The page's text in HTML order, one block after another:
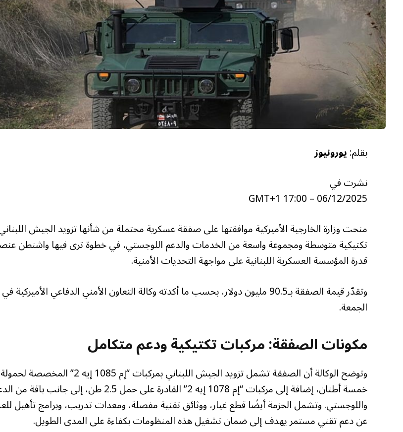
بقلم:يورونيوز
نشرت في
06/12/2025 – 17:00 GMT+1
منحت وزارة الخارجية الأميركية موافقتها على صفقة عسكرية محتملة من شأنها تزويد الجيش
تكتيكية متوسطة ومجموعة واسعة من الخدمات والدعم اللوجستي، في خطوة ترى فيها واشنطن
قدرة المؤسسة العسكرية اللبنانية على مواجهة التحديات الأمنية.
وتقدّر قيمة الصفقة بـ90.5 مليون دولار، بحسب ما أكدته وكالة التعاون الأمني الدفاعي
الجمعة.
مكونات الصفقة: مركبات تكتيكية ودعم متكامل
وتوضح الوكالة أن الصفقة تشمل تزويد الجيش اللبناني بمركبات
خمسة أطنان، إضافة إلى مركبات “إم 1078 إيه 2” القادرة على حمل 2.5 طن،
واللوجستي. وتشمل الحزمة أيضًا قطع غيار، ووثائق تقنية مفصلة، ومعدات تدريب، وبرامج تأهيل
عن دعم تقني مستمر يهدف إلى ضمان تشغيل هذه المنظومات بكفاءة على المدى الطويل.